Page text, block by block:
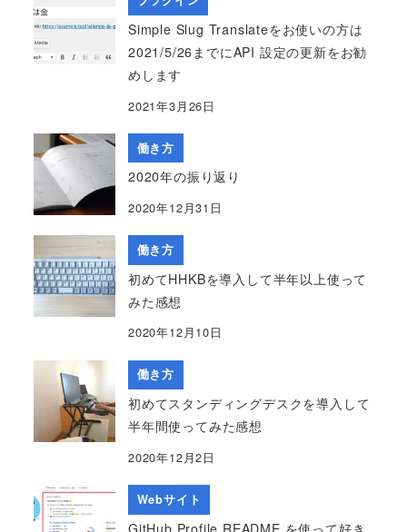
Simple Slug Translateをお使いの方は
2021/5/26までにAPI 設定の更新をお勧
めします
2021年3月26日
働き方
2020年の振り返り
2020年12月31日
働き方
初めてHHKBを導入して半年以上使って
みた感想
2020年12月10日
働き方
初めてスタンディングデスクを導入して
半年間使ってみた感想
2020年12月2日
Webサイト
GitHub Profile README を使って好き